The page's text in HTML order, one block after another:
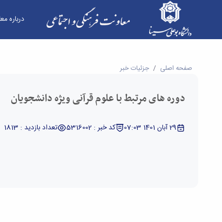
درباره
دوره های مرتبط با علوم قرآنی ویژه دانشجویان -
صفحه اصلی جزئیات خبر
دوره های مرتبط با علوم قرآنی ویژه دانشجویان
29 آبان 1401 07:03 کد خبر : 5316002 تعداد بازدید : 1813